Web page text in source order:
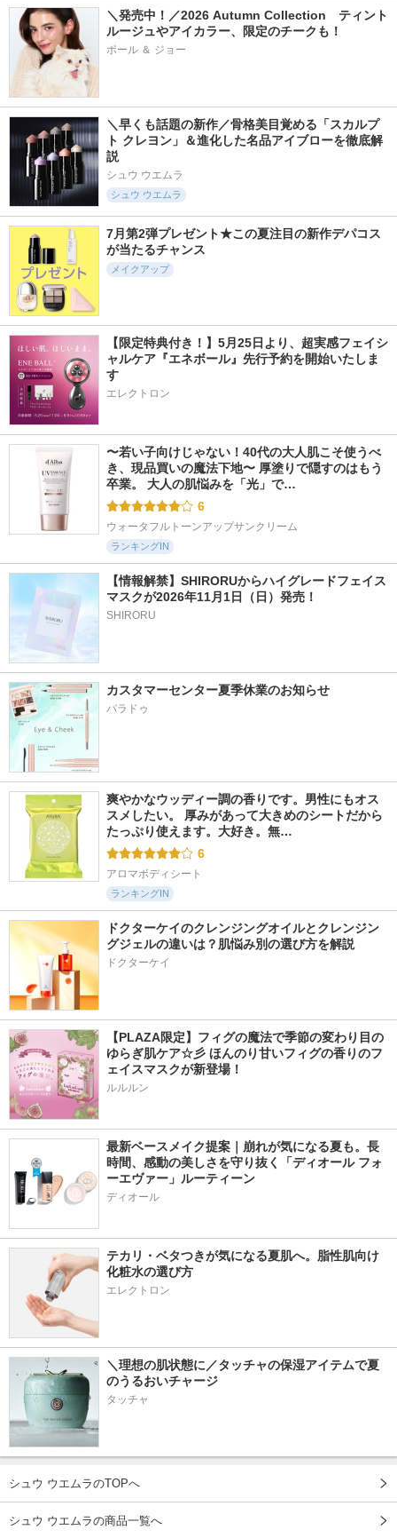
＼発売中！／2026 Autumn Collection　ティント
ルージュやアイカラー、限定のチークも！
ポール ＆ ジョー
＼早くも話題の新作／骨格美目覚める「スカルプ
ト クレヨン」＆進化した名品アイブローを徹底解
説
シュウ ウエムラ
シュウ ウエムラ
7月第2弾プレゼント★この夏注目の新作デパコス
が当たるチャンス
メイクアップ
【限定特典付き！】5月25日より、超実感フェイシ
ャルケア『エネボール』先行予約を開始いたしま
す
エレクトロン
〜若い子向けじゃない！40代の大人肌こそ使うべ
き、現品買いの魔法下地〜 厚塗りで隠すのはもう
卒業。 大人の肌悩みを「光」で…
6
ウォータフルトーンアップサンクリーム
ランキングIN
【情報解禁】SHIRORUからハイグレードフェイス
マスクが2026年11月1日（日）発売！
SHIRORU
カスタマーセンター夏季休業のお知らせ
パラドゥ
爽やかなウッディー調の香りです。男性にもオス
スメしたい。 厚みがあって大きめのシートだから
たっぷり使えます。大好き。無…
6
アロマボディシート
ランキングIN
ドクターケイのクレンジングオイルとクレンジン
グジェルの違いは？肌悩み別の選び方を解説
ドクターケイ
【PLAZA限定】フィグの魔法で季節の変わり目の
ゆらぎ肌ケア☆彡 ほんのり甘いフィグの香りのフ
ェイスマスクが新登場！
ルルルン
最新ベースメイク提案｜崩れが気になる夏も。長
時間、感動の美しさを守り抜く「ディオール フォ
ーエヴァー」ルーティーン
ディオール
テカリ・ベタつきが気になる夏肌へ。脂性肌向け
化粧水の選び方
エレクトロン
＼理想の肌状態に／タッチャの保湿アイテムで夏
のうるおいチャージ
タッチャ
シュウ ウエムラのTOPへ
シュウ ウエムラの商品一覧へ